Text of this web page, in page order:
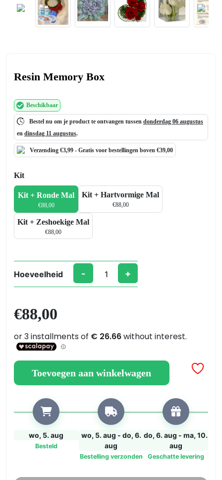
Resin Memory Box
Beschikbaar
Bestel nu om je product te ontvangen tussen donderdag 06 augustus
en dinsdag 11 augustus.
Verzending €3,99 - Gratis voor bestellingen boven €39,00
Kit
Kit + Ronde Mal
€88,00
Kit + Hartvormige Mal
€88,00
Kit + Zeshoekige Mal
€88,00
Hoeveelheid
Resin
aantal
- +
€88,00
Toevoegen aan winkelwagen
wo, 5. aug
Besteld
wo, 5. aug - do, 6.
aug
Bestelling verzonden
do, 6. aug - ma, 10.
aug
Geschatte levering